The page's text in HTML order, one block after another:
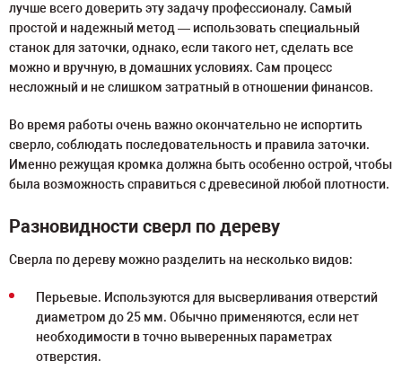
лучше всего доверить эту задачу профессионалу. Самый
простой и надежный метод ― использовать специальный
станок для заточки, однако, если такого нет, сделать все
можно и вручную, в домашних условиях. Сам процесс
несложный и не слишком затратный в отношении финансов.
Во время работы очень важно окончательно не испортить
сверло, соблюдать последовательность и правила заточки.
Именно режущая кромка должна быть особенно острой, чтобы
была возможность справиться с древесиной любой плотности.
Разновидности сверл по дереву
Сверла по дереву можно разделить на несколько видов:
Перьевые. Используются для высверливания отверстий
диаметром до 25 мм. Обычно применяются, если нет
необходимости в точно выверенных параметрах
отверстия.